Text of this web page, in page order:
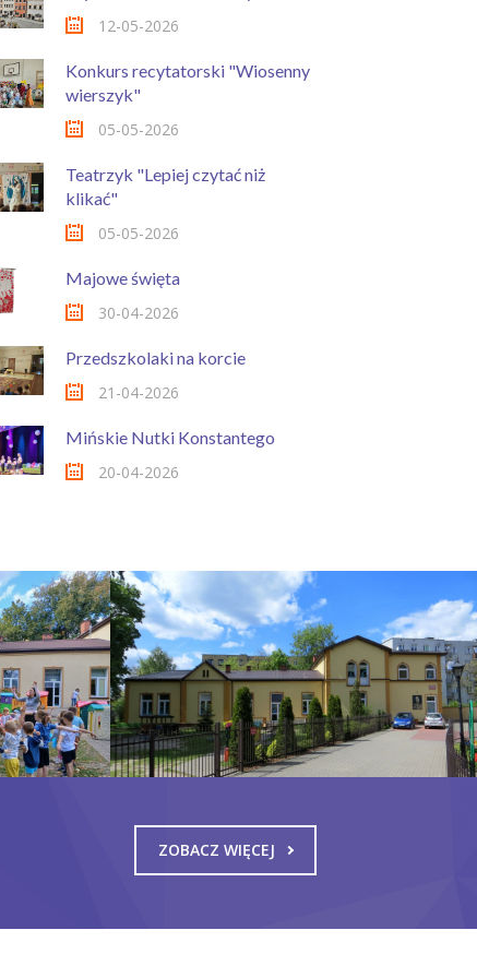
12-05-2026
Konkurs recytatorski "Wiosenny
wierszyk"
05-05-2026
Teatrzyk "Lepiej czytać niż
klikać"
05-05-2026
Majowe święta
30-04-2026
Przedszkolaki na korcie
21-04-2026
Mińskie Nutki Konstantego
20-04-2026
ZOBACZ WIĘCEJ